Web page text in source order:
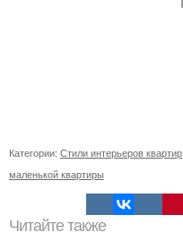
Категории: Стили интерьеров квартир
маленькой квартиры
Читайте также